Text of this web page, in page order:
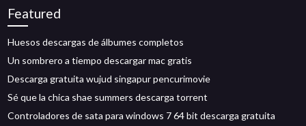
Featured
Huesos descargas de álbumes completos
Un sombrero a tiempo descargar mac gratis
Descarga gratuita wujud singapur pencurimovie
Sé que la chica shae summers descarga torrent
Controladores de sata para windows 7 64 bit descarga gratuita